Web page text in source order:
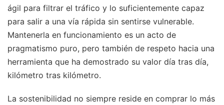
ágil para filtrar el tráfico y lo suficientemente capaz
para salir a una vía rápida sin sentirse vulnerable.
Mantenerla en funcionamiento es un acto de
pragmatismo puro, pero también de respeto hacia una
herramienta que ha demostrado su valor día tras día,
kilómetro tras kilómetro.
La sostenibilidad no siempre reside en comprar lo más